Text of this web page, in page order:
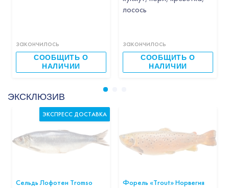
закончилось
СООБЩИТЬ О
НАЛИЧИИ
лосось
закончилось
СООБЩИТЬ О
НАЛИЧИИ
ЭКСКЛЮЗИВ
Сельдь Лофотен Tromso
ЭКСПРЕСС ДОСТАВКА
Форель «Trout» Норвегия